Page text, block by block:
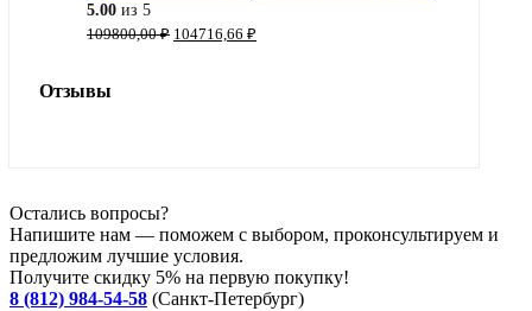
5.00 из 5
109800,00₽ Первоначальная
104716,66 ₽
Отзывы
Остались вопросы?
Напишите нам — поможем с выбором, проконсультируем и
предложим лучшие условия.
Получите скидку 5% на первую покупку!
8 (812) 984-54-58 (Санкт-Петербург)